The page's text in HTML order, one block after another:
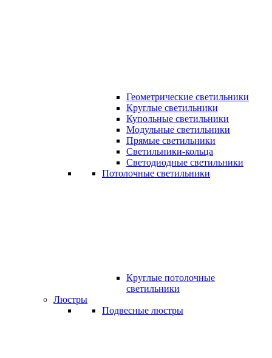
Геометрические светильники
Круглые светильники
Купольные светильники
Модульные светильники
Прямые светильники
Светильники-кольца
Светодиодные светильники
Потолочные светильники
Круглые потолочные
светильники
Люстры
Подвесные люстры